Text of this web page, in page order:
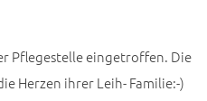
Pflegestelle eingetroffen. Die
Herzen ihrer Leih- Familie:-)